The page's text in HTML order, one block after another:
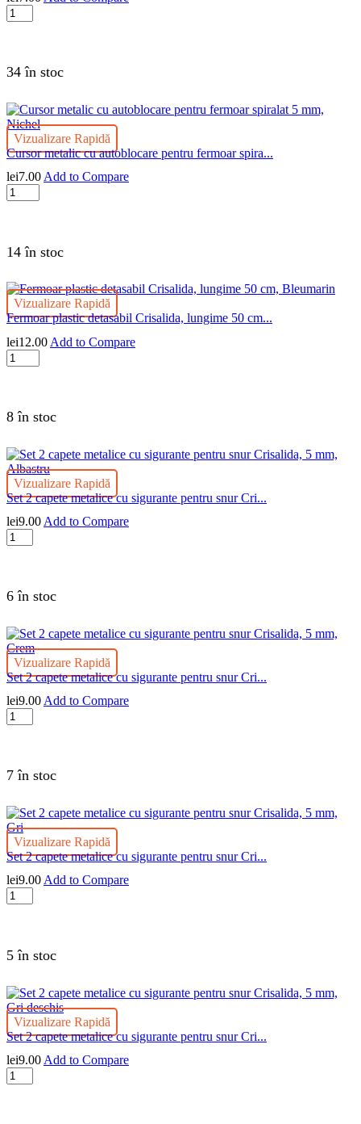
Cantitate
Cursor
autoblocare
spiralat
5
mm,
Negru
34 în stoc
Vizualizare Rapidă
Cursor metalic cu autoblocare pentru fermoar spira...
lei7.00 Add to Compare
Cantitate
Cursor
autoblocare
spiralat
mm,
Nichel
14 în stoc
Vizualizare Rapidă
Fermoar plastic detasabil Crisalida, lungime 50 cm...
lei12.00 Add to Compare
Cantitate
Fermoar
Crisalida,
cm,
Bleumarin
8 în stoc
Vizualizare Rapidă
Set 2 capete metalice cu sigurante pentru snur Cri...
lei9.00 Add to Compare
Cantitate
Set
metalice
pentru
snur
Crisalida,
5
mm,
Albastru
6 în stoc
Vizualizare Rapidă
Set 2 capete metalice cu sigurante pentru snur Cri...
lei9.00 Add to Compare
Cantitate
Set
metalice
pentru
snur
Crisalida,
5
mm,
Crem
7 în stoc
Vizualizare Rapidă
Set 2 capete metalice cu sigurante pentru snur Cri...
lei9.00Add to Compare
Cantitate
metalice
pentru
snur
Crisalida,
5
mm,
Gri
5 în stoc
Vizualizare Rapidă
Set 2 capete metalice cu sigurante pentru snur Cri...
lei9.00 Add to Compare
Cantitate
Set